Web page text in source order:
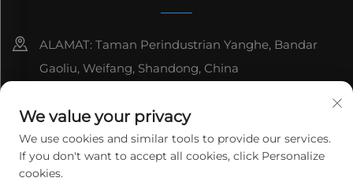
ALAMAT: Taman Perindustrian Yanghe, Bandar
Gaoliu, Weifang, Shandong, China
[email protected]
We value your privacy
We use cookies and similar tools to provide our services.
If you don't want to accept all cookies, click Personalize
cookies.